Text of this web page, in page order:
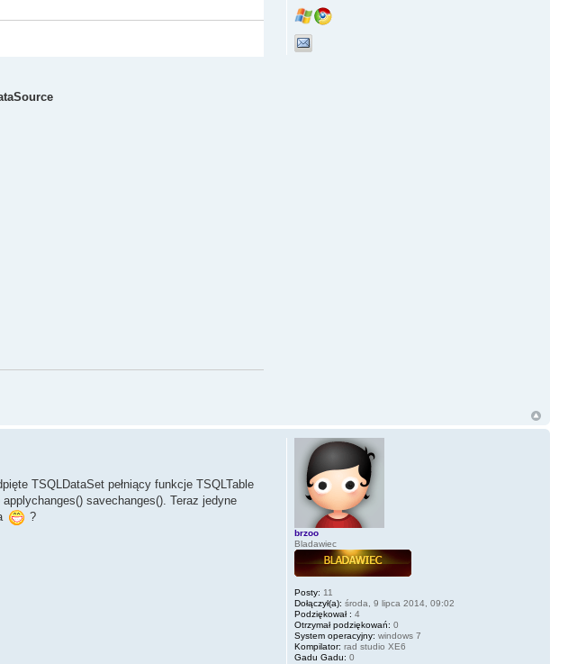
TSQLDataSet pełniący funkcje TSQLTable
savechanges(). Teraz jedyne
?
brzoo
Bladawiec
Posty: 11
Dołączył(a): środa, 9 lipca 2014, 09:02
Podziękował : 4
Otrzymał podziękowań: 0
System operacyjny: windows 7
Kompilator: rad studio XE6
Gadu Gadu: 0